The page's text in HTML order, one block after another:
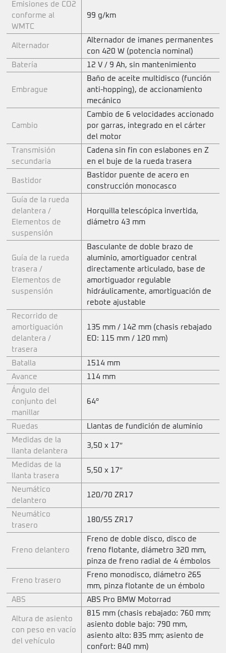
Emisiones de CO2
conforme al
WMTC
99 g/km
Alternador
Alternador de imanes permanentes
con 420 W (potencia nominal)
Batería
12 V / 9 Ah, sin mantenimiento
Embrague
Baño de aceite multidisco (función
anti-hopping), de accionamiento
mecánico
Cambio
Cambio de 6 velocidades accionado
por garras, integrado en el cárter
del motor
Transmisión
secundaria
Cadena sin fin con eslabones en Z
en el buje de la rueda trasera
Bastidor
Bastidor puente de acero en
construcción monocasco
Guía de la rueda
delantera /
Elementos de
suspensión
Horquilla telescópica invertida,
diámetro 43 mm
Guía de la rueda
trasera /
Elementos de
suspensión
Basculante de doble brazo de
aluminio, amortiguador central
directamente articulado, base de
amortiguador regulable
hidráulicamente, amortiguación de
rebote ajustable
Recorrido de
amortiguación
delantera /
trasera
135 mm / 142 mm (chasis rebajado
EO: 115 mm / 120 mm)
Batalla
1514 mm
Avance
114 mm
Ángulo del
conjunto del
manillar
64°
Ruedas
Llantas de fundición de aluminio
Medidas de la
llanta delantera
3,50 x 17″
Medidas de la
llanta trasera
5,50 x 17″
Neumático
delantero
120/70 ZR17
Neumático
trasero
180/55 ZR17
Freno delantero
Freno de doble disco, disco de
freno flotante, diámetro 320 mm,
pinza de freno radial de 4 émbolos
Freno trasero
Freno monodisco, diámetro 265
mm, pinza flotante de un émbolo
ABS
ABS Pro BMW Motorrad
Altura de asiento
con peso en vacío
del vehículo
815 mm (chasis rebajado: 760 mm;
asiento doble bajo: 790 mm,
asiento alto: 835 mm; asiento de
confort: 840 mm)